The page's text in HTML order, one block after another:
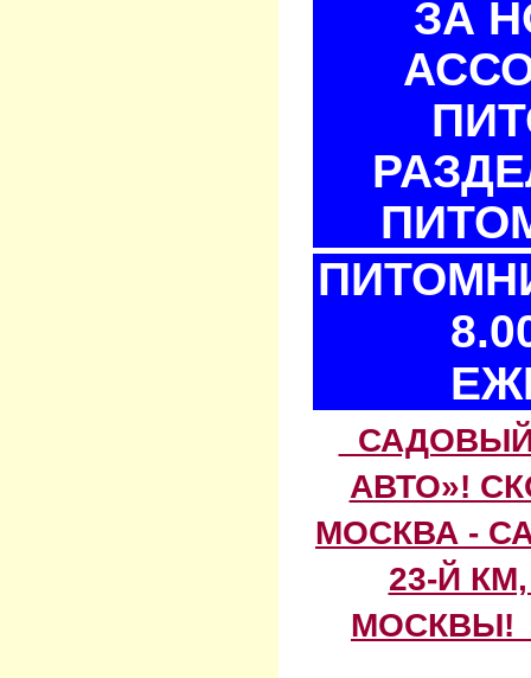
ЗА
АВТО»!
МОСКВА -
23-Й
МОСКВЫ!